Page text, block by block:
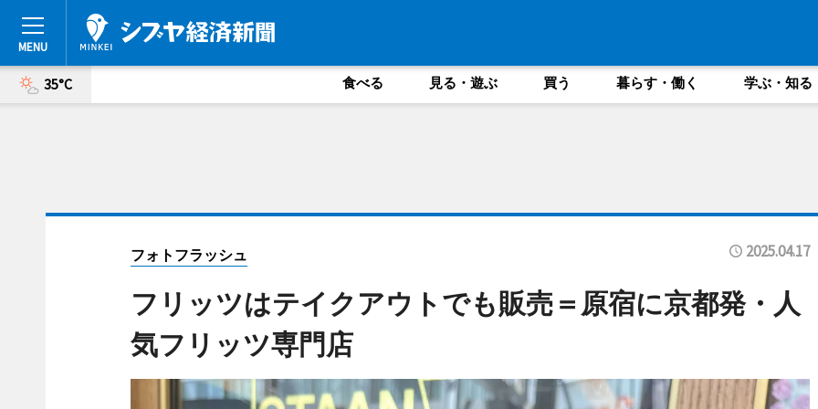
35°C 食べる 見る・遊ぶ 買う 暮らす・働く 学ぶ・知る
フォトフラッシュ 2025.04.17
フリッツはテイクアウトでも販売＝原宿に京都発・人
気フリッツ専門店